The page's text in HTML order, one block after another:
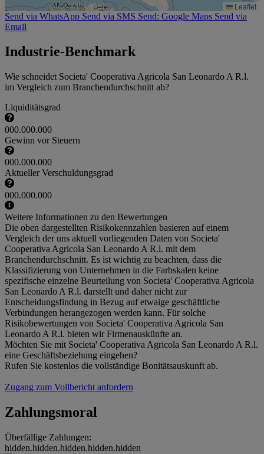
Leaflet
Send via WhatsApp Send via SMS Send: Google Maps Send via
Email
Industrie-Benchmark
Wie schneidet Societa' Cooperativa Agricola San Leonardo A R.l.
im Vergleich zum Branchendurchschnitt ab?
Liquiditätsgrad
000.000.000
Gewinn vor Steuern
000.000.000
Aktueller Verschuldungsgrad
000.000.000
Weitere Informationen zu den Bewertungen
Die oben dargestellten Risikokennzahlen basieren auf einem
Vergleich der uns aktuell vorliegenden Daten von Societa'
Cooperativa Agricola San Leonardo A R.l. mit dem
Branchendurchschnitt. Es ist wichtig zu beachten, dass die
Klassifizierung von Unternehmen in die Farbskalen keine
spezifische einzelne Beurteilung von Societa' Cooperativa Agricola
San Leonardo A R.l. darstellt und daher nicht zur
Entscheidungsfindung in Bezug auf etwaige geschäftliche
Verbindungen herangezogen werden kann. Für solche
Risikobewertungen von Societa' Cooperativa Agricola San
Leonardo A R.l. bieten wir Firmenauskünfte an.
Möchten Sie mit Societa' Cooperativa Agricola San Leonardo A R.l.
eine Geschäftsbeziehung eingehen?
Rufen Sie kostenlos die vollständige Bonitätsauskunft ab.
Zugang zum Vollbericht anfordern
Zahlungsmoral
Überfällige Zahlungen:
hidden.hidden.hidden.hidden.hidden